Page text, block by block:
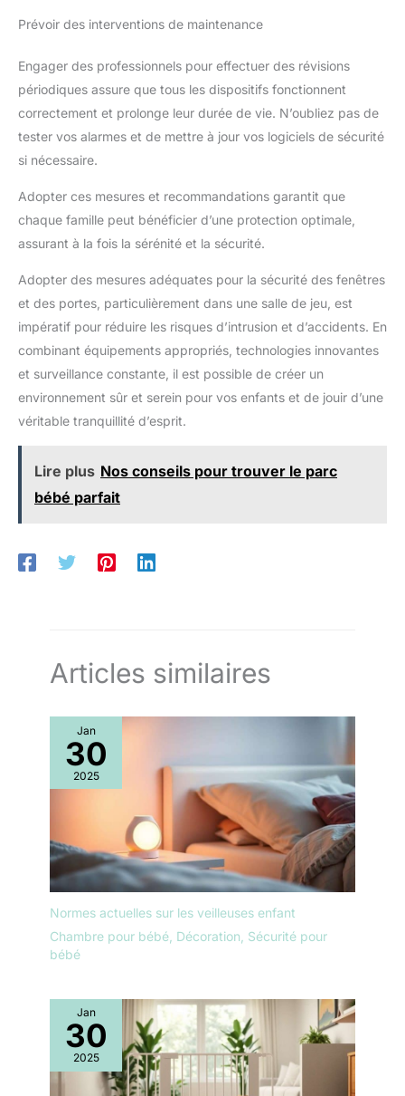
Prévoir des interventions de maintenance
Engager des professionnels pour effectuer des révisions
périodiques assure que tous les dispositifs fonctionnent
correctement et prolonge leur durée de vie. N’oubliez pas de
tester vos alarmes et de mettre à jour vos logiciels de sécurité
si nécessaire.
Adopter ces mesures et recommandations garantit que
chaque famille peut bénéficier d’une protection optimale,
assurant à la fois la sérénité et la sécurité.
Adopter des mesures adéquates pour la sécurité des fenêtres
et des portes, particulièrement dans une salle de jeu, est
impératif pour réduire les risques d’intrusion et d’accidents. En
combinant équipements appropriés, technologies innovantes
et surveillance constante, il est possible de créer un
environnement sûr et serein pour vos enfants et de jouir d’une
véritable tranquillité d’esprit.
Lire plus Nos conseils pour trouver le parc
bébé parfait
Articles similaires
Jan
30
2025
Normes actuelles sur les veilleuses enfant
Chambre pour bébé Décoration Sécurité pour
bébé
Jan
30
2025